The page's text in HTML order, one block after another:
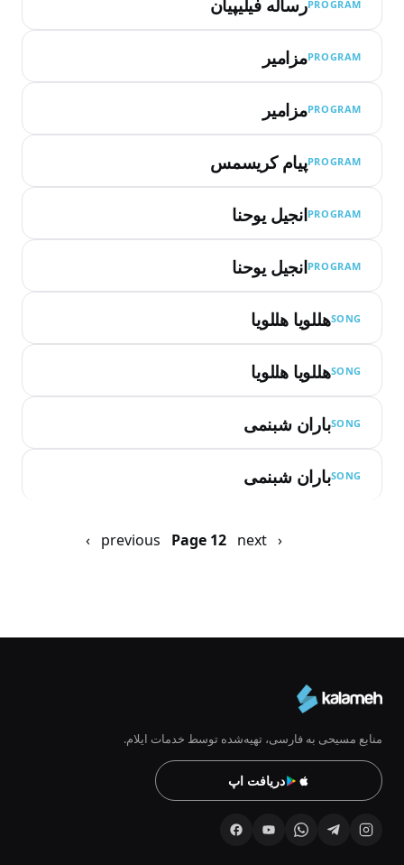
PROGRAMرساله فیلیپیان
PROGRAMمزامیر
PROGRAMمزامیر
PROGRAMپیام کریسمس
PROGRAMانجیل یوحنا
PROGRAMانجیل یوحنا
SONGهللویا هللویا
SONGهللویا هللویا
SONGباران شبنمی
SONGباران شبنمی
Previous
‹ previous
Page 12
صفحه next ›
منابع مسیحی به فارسی، تهیه‌شده توسط خدمات ایلام.
دریافت اپ